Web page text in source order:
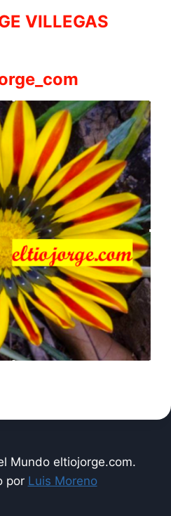
VILLEGAS
Mundo eltiojorge.com.
por Luis Moreno